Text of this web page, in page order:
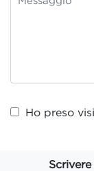
Ho preso